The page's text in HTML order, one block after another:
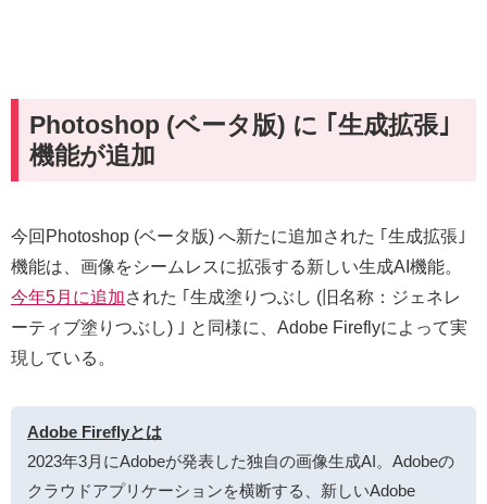
Photoshop (ベータ版) に ｢生成拡張｣
機能が追加
今回Photoshop (ベータ版) へ新たに追加された ｢生成拡張｣
機能は、画像をシームレスに拡張する新しい生成AI機能。
今年5月に追加された ｢生成塗りつぶし (旧名称：ジェネレ
ーティブ塗りつぶし) ｣ と同様に、Adobe Fireflyによって実
現している。
Adobe Fireflyとは
2023年3月にAdobeが発表した独自の画像生成AI。Adobeの
クラウドアプリケーションを横断する、新しいAdobe